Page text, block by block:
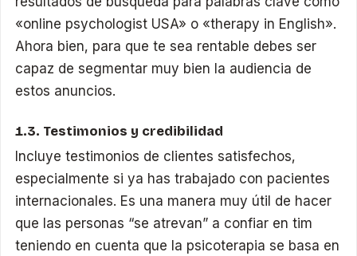
«online psychologist USA» o «therapy in English».
Ahora bien, para que te sea rentable debes ser
capaz de segmentar muy bien la audiencia de
estos anuncios.
1.3. Testimonios y credibilidad
Incluye testimonios de clientes satisfechos,
especialmente si ya has trabajado con pacientes
internacionales. Es una manera muy útil de hacer
que las personas “se atrevan” a confiar en tim
teniendo en cuenta que la psicoterapia se basa en